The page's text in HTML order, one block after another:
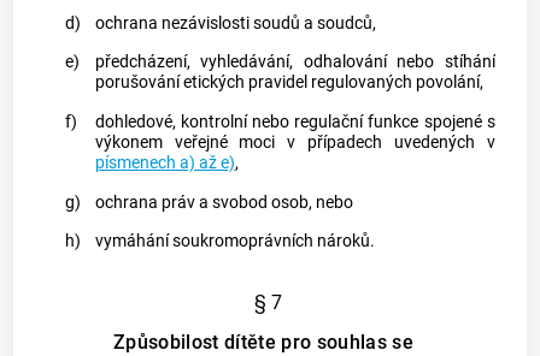
d)
ochrana nezávislosti soudů a soudců,
e)
předcházení, vyhledávání, odhalování nebo stíhání
porušování etických pravidel regulovaných povolání,
f)
dohledové, kontrolní nebo regulační funkce spojené s
výkonem veřejné moci v případech uvedených v
písmenech a) až e),
g)
ochrana práv a svobod osob, nebo
h)
vymáhání soukromoprávních nároků.
§ 7
Způsobilost dítěte pro souhlas se